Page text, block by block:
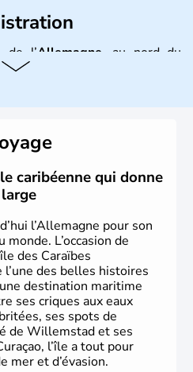
de l’Allemagne , au nord du
des seize
caribéenne qui donne
l’Allemagne pour son
L’occasion de
des Caraïbes
des belles histoires
destination maritime
ses criques aux eaux
ses spots de
de Willemstad et ses
l’île a tout pour
mer et d’évasion.